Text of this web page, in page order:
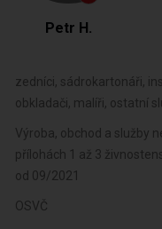
Petr H.
zedníci, sádrokartonáři,
obkladači, malíři, ostatní
Výroba, obchod a služby
přílohách 1 až 3
od 09/2021
OSVČ